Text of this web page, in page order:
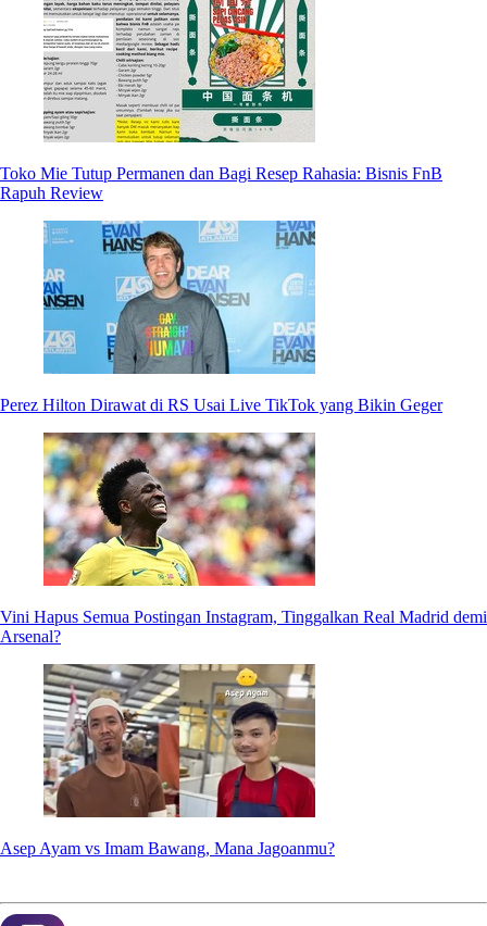
Toko Mie Tutup Permanen dan Bagi Resep Rahasia: Bisnis FnB
Rapuh Review
Perez Hilton Dirawat di RS Usai Live TikTok yang Bikin Geger
Vini Hapus Semua Postingan Instagram, Tinggalkan Real Madrid demi
Arsenal?
Asep Ayam vs Imam Bawang, Mana Jagoanmu?